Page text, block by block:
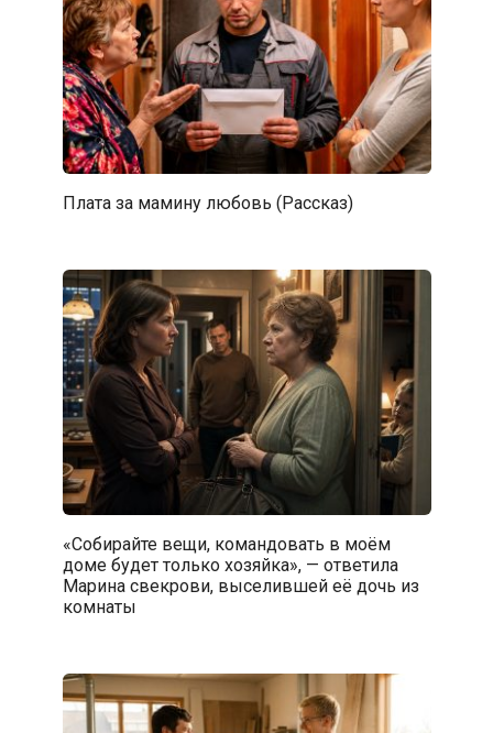
Плата за мамину любовь (Рассказ)
«Собирайте вещи, командовать в моём
доме будет только хозяйка», — ответила
Марина свекрови, выселившей её дочь из
комнаты